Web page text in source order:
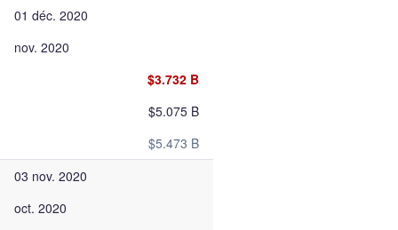
01 déc. 2020
nov. 2020
$3.732 B
$5.075 B
$5.473 B
03 nov. 2020
oct. 2020